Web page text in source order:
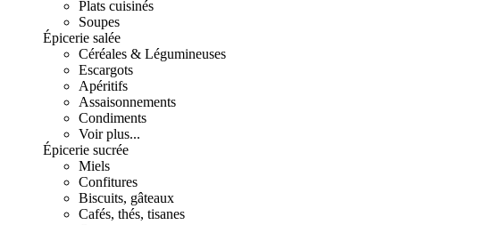
Plats cuisinés
Soupes
Épicerie salée
Céréales & Légumineuses
Escargots
Apéritifs
Assaisonnements
Condiments
Voir plus...
Épicerie sucrée
Miels
Confitures
Biscuits, gâteaux
Cafés, thés, tisanes